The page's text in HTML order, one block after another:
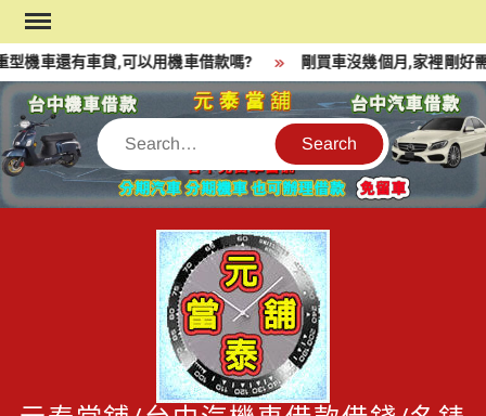
Skip
to
content
機車還有車貸,可以用機車借款嗎? 剛買車沒幾個月,家裡剛好
Search